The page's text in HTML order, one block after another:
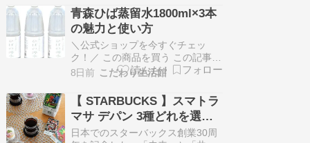
なる女性のための『ダイエットシ
リアルバー』です。#ダイエット
ブログ村ハッシュタグ 目次 ・ 商
品情報 ・ アイテム詳細 ・ 3フレー
バーを食べ比べ ・ ま…
青森ひば蒸留水1800ml×3本
の魅力と使い方
＼公式ショップを今すぐチェッ
ク！／ この商品を買う この記事で
分かること青森ひば蒸留水の特徴
の注意点や保存方法を理解できる
よくある質問に答え、購入前の疑
問を解消できる 青森ひば蒸留水と
は？その魅力と特徴を詳しく解説
8日前 こだわり生活館
【 STARBUCKS 】スマトラ
マサ デパン 3種どれを選
ぶ？【スターバックス創業
日本でのスターバックス創業30周